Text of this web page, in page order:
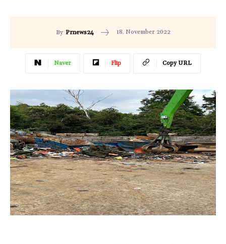
By Prnews24 18. November 2022
Naver Flip Copy URL